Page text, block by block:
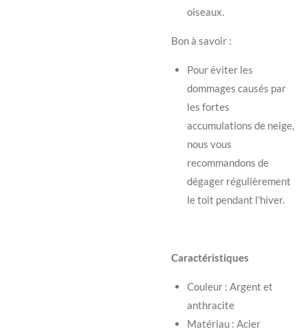
oiseaux.
Bon à savoir :
Pour éviter les
dommages causés par
les fortes
accumulations de neige,
nous vous
recommandons de
dégager régulièrement
le toit pendant l'hiver.
Caractéristiques
Couleur : Argent et
anthracite
Matériau : Acier